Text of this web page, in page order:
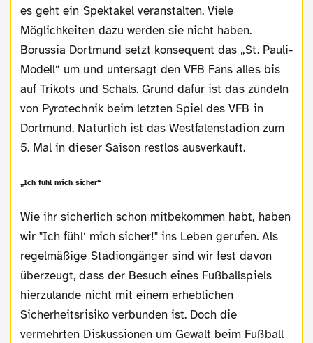
es geht ein Spektakel veranstalten. Viele
Möglichkeiten dazu werden sie nicht haben.
Borussia Dortmund setzt konsequent das „St. Pauli-
Modell“ um und untersagt den VFB Fans alles bis
auf Trikots und Schals. Grund dafür ist das zündeln
von Pyrotechnik beim letzten Spiel des VFB in
Dortmund. Natürlich ist das Westfalenstadion zum
5. Mal in dieser Saison restlos ausverkauft.
„Ich fühl mich sicher“
Wie ihr sicherlich schon mitbekommen habt, haben
wir "Ich fühl‘ mich sicher!" ins Leben gerufen. Als
regelmäßige Stadiongänger sind wir fest davon
überzeugt, dass der Besuch eines Fußballspiels
hierzulande nicht mit einem erheblichen
Sicherheitsrisiko verbunden ist. Doch die
vermehrten Diskussionen um Gewalt beim Fußball